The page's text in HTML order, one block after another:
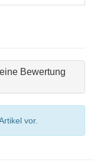
Bewertung
vor.